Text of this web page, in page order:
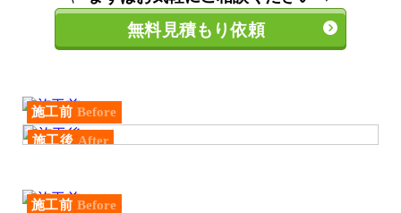
無料見積もり依頼
施工前 Before
施工後 After
施工前 Before